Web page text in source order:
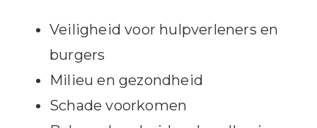
Veiligheid voor hulpverleners en
burgers
Milieu en gezondheid
Schade voorkomen